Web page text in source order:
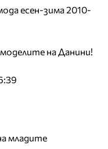
есен-зима 2010-
на Данини!
младите